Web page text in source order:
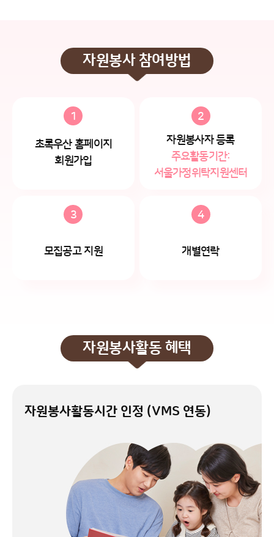
자원봉사 참여방법
1
초록우산 홈페이지
회원가입
2
자원봉사자 등록
주요활동기간:
서울가정위탁지원센터
3
모집공고 지원
4
개별연락
자원봉사활동 혜택
자원봉사활동시간 인정 (VMS 연동)